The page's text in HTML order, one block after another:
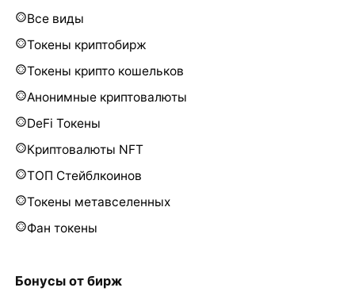
Все виды
Токены криптобирж
Токены крипто кошельков
Анонимные криптовалюты
DeFi Токены
Криптовалюты NFT
ТОП Стейблкоинов
Токены метавселенных
Фан токены
Бонусы от бирж